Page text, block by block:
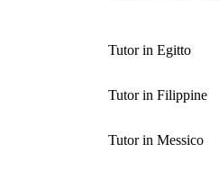
Tutor in Egitto
Tutor in Filippine
Tutor in Messico